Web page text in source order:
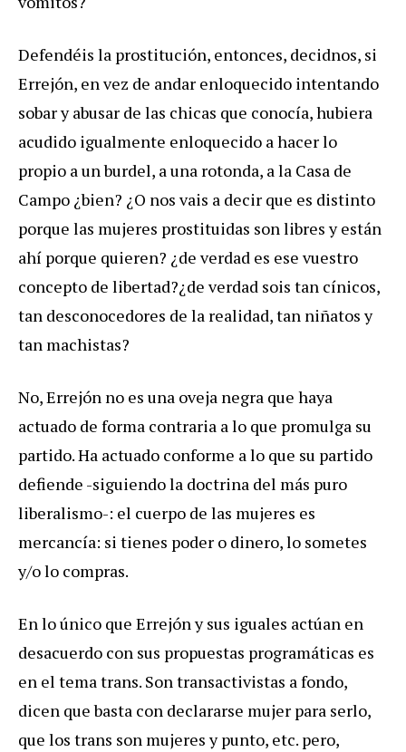
Defendéis la prostitución, entonces, decidnos, si
Errejón, en vez de andar enloquecido intentando
sobar y abusar de las chicas que conocía, hubiera
acudido igualmente enloquecido a hacer lo
propio a un burdel, a una rotonda, a la Casa de
Campo ¿bien? ¿O nos vais a decir que es distinto
porque las mujeres prostituidas son libres y están
ahí porque quieren? ¿de verdad es ese vuestro
concepto de libertad?¿de verdad sois tan cínicos,
tan desconocedores de la realidad, tan niñatos y
tan machistas?
No, Errejón no es una oveja negra que haya
actuado de forma contraria a lo que promulga su
partido. Ha actuado conforme a lo que su partido
defiende -siguiendo la doctrina del más puro
liberalismo-: el cuerpo de las mujeres es
mercancía: si tienes poder o dinero, lo sometes
y/o lo compras.
En lo único que Errejón y sus iguales actúan en
desacuerdo con sus propuestas programáticas es
en el tema trans. Son transactivistas a fondo,
dicen que basta con declararse mujer para serlo,
que los trans son mujeres y punto, etc. pero,